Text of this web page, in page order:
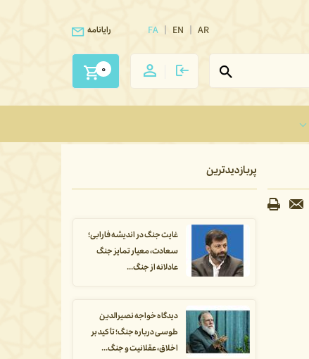
FA EN AR رایانامه
0
پربازدیدترین
غایت جنگ در اندیشه فارابی؛
سعادت، معیار تمایز جنگ
عادلانه از جنگ...
دیدگاه خواجه نصیرالدین
طوسی درباره جنگ؛ تأکید بر
اخلاق، عقلانیت و جنگ...